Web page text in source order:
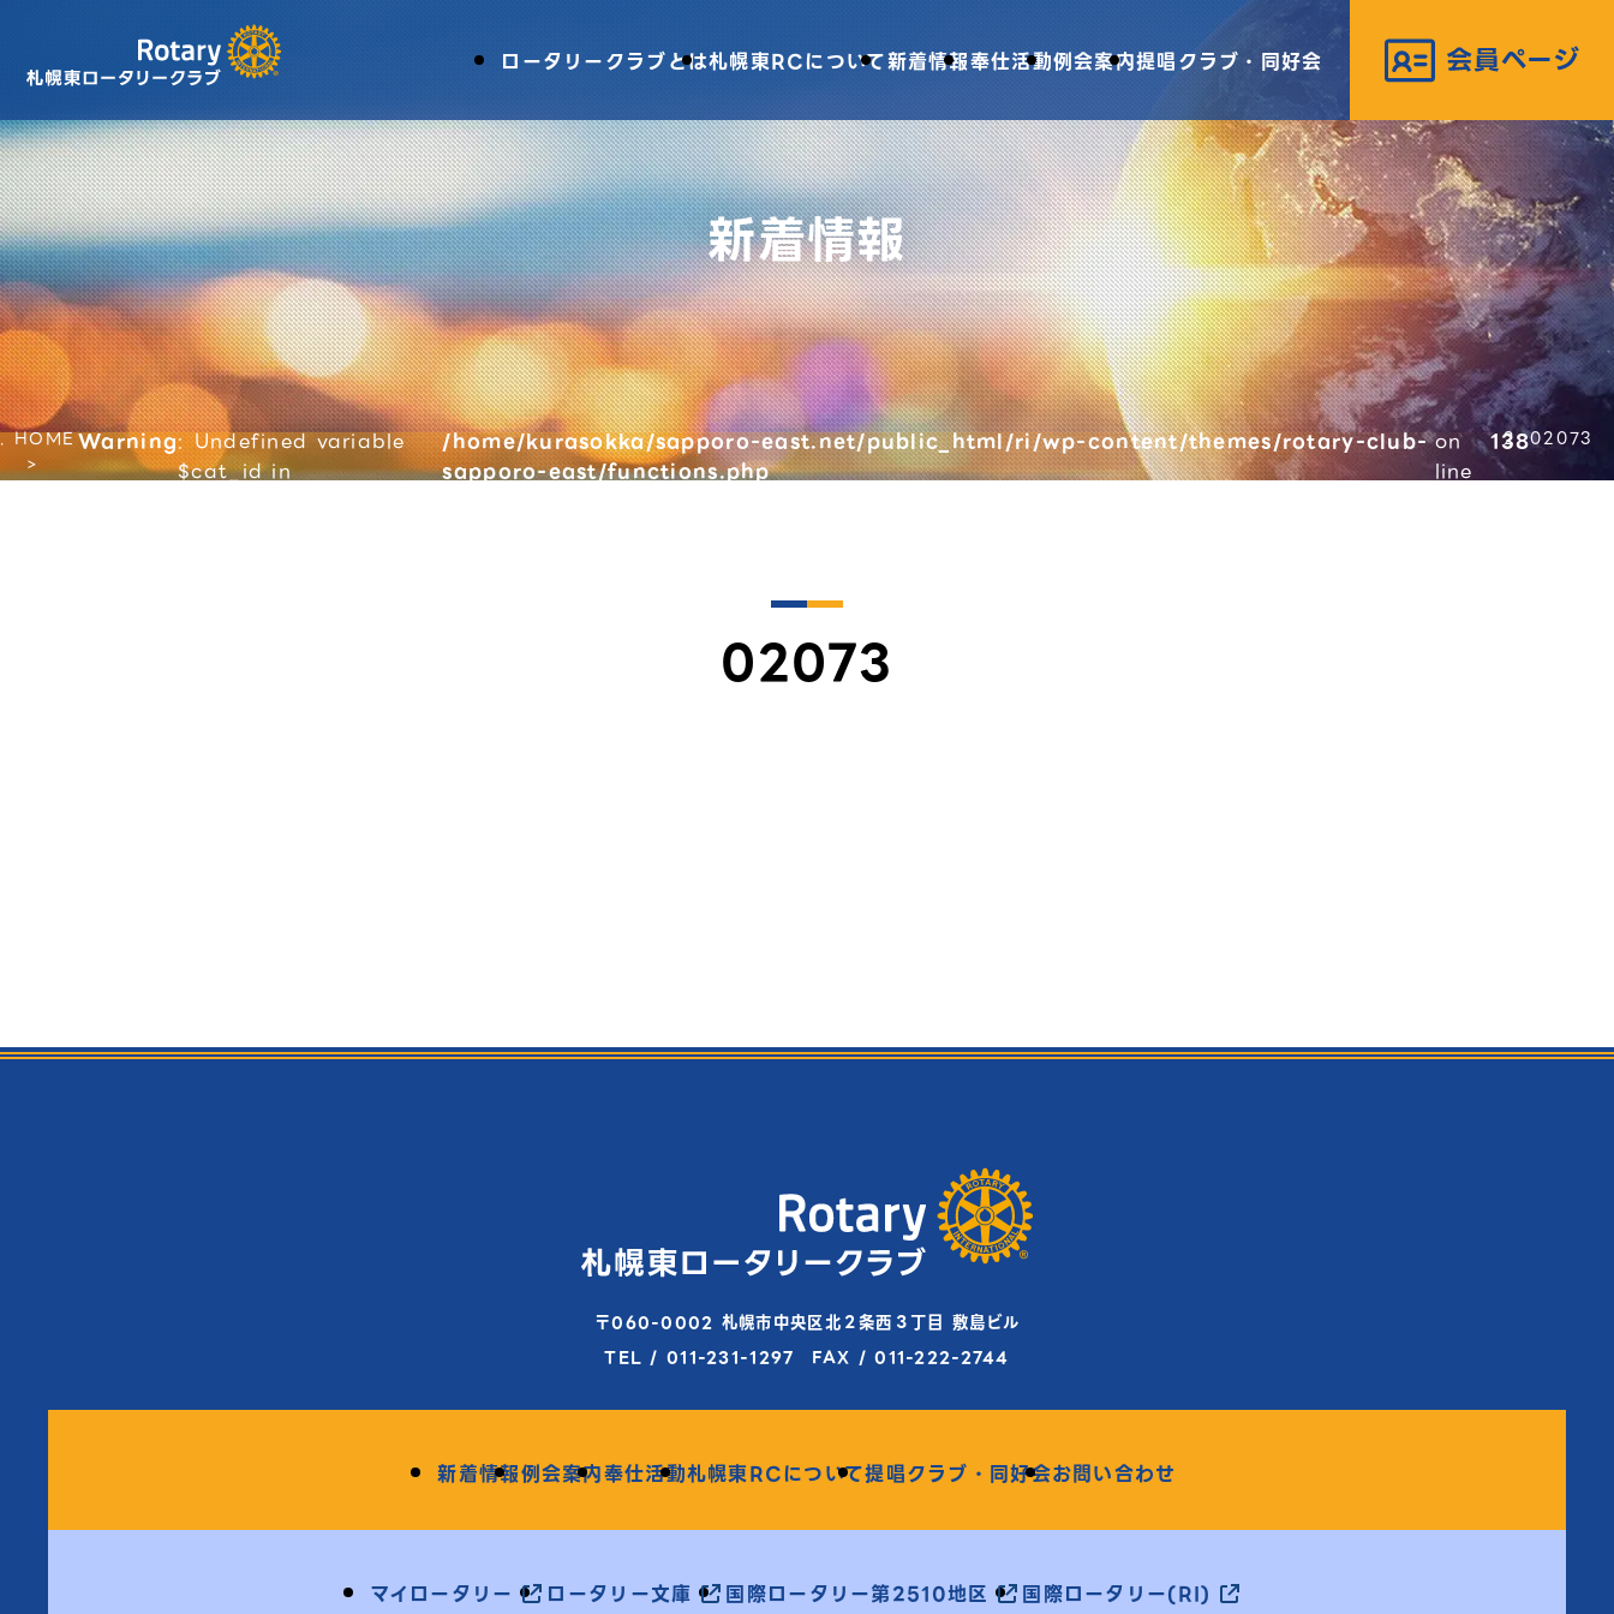
ロータリークラブとは札幌東RCについて新着情報奉仕活動例会案内提唱クラブ・同好会
新着情報
HOMEWarning: Undefined variable
$cat_id in
/home/kurasokka/sapporo-east.net/public_html/ri/wp-content/themes/rotary-club-
sapporo-east/functions.php
on
line
13802073
02073
〒060-0002 札幌市中央区北２条西３丁目 敷島ビル
TEL / 011-231-1297 FAX / 011-222-2744
新着情報例会案内奉仕活動札幌東RCについて提唱クラブ・同好会お問い合わせ
マイロータリー ロータリー文庫 国際ロータリー第2510地区 国際ロータリー(RI)